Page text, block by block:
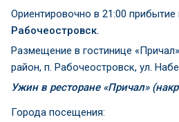
Ориентировочно в 21:00 прибытие
Рабочеостровск.
Размещение в гостинице
район, п. Рабочеостровск, ул.
Ужин в ресторане «Причал»
Города посещения: